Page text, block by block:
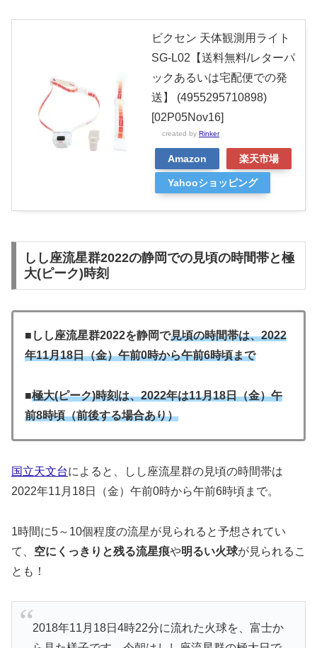
ビクセン 天体観測用ライト
SG-L02【送料無料/レターパ
ックあるいは宅配便での発
送】 (4955295710898)
[02P05Nov16]
created by Rinker
Amazon 楽天市場
Yahooショッピング
しし座流星群2022の静岡での見頃の時間帯と極
大(ピーク)時刻
■ しし座流星群2022を静岡で見頃の時間帯は、2022
年11月18日（金）午前0時から午前6時頃まで
■極大(ピーク)時刻は、2022年は11月18日（金）午
前8時頃（前後する場合あり）
国立天文台によると、しし座流星群の見頃の時間帯は
2022年11月18日（金）午前0時から午前6時頃まで。
1時間に5～10個程度の流星が見られると予想されてい
て、 空にくっきりと残る流星痕や明るい火球が見られるこ
とも！
2018年11月18日4時22分に流れた火球を、富士か